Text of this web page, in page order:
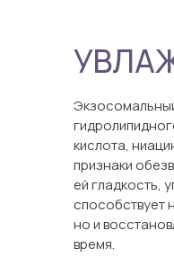
кислота,
признаки
ей гладкость,
способствует
но и
время.